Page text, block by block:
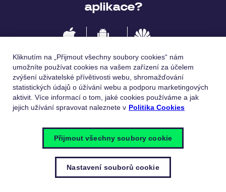
aplikace?
Jazykové verze
English
Kliknutím na „Přijmout všechny soubory cookies“ nám
umožníte používat cookies na vašem zařízení za účelem
zvýšení uživatelské přívětivosti webu, shromažďování
statistických údajů o úžívání webu a podporu marketingových
aktivit. Více informací o tom, jaké cookies používáme a jak
jejich užívání spravovat naleznete v Politika Cookies
Nastavení souborů cookie
Přijmout všechny soubory cookie